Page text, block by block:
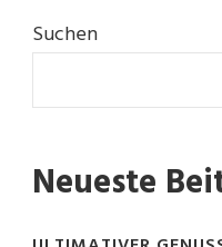
Suchen
Neueste